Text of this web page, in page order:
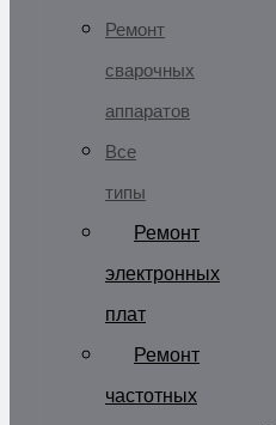
Ремонт
сварочных
аппаратов
Все
типы
Ремонт
электронных
плат
Ремонт
частотных